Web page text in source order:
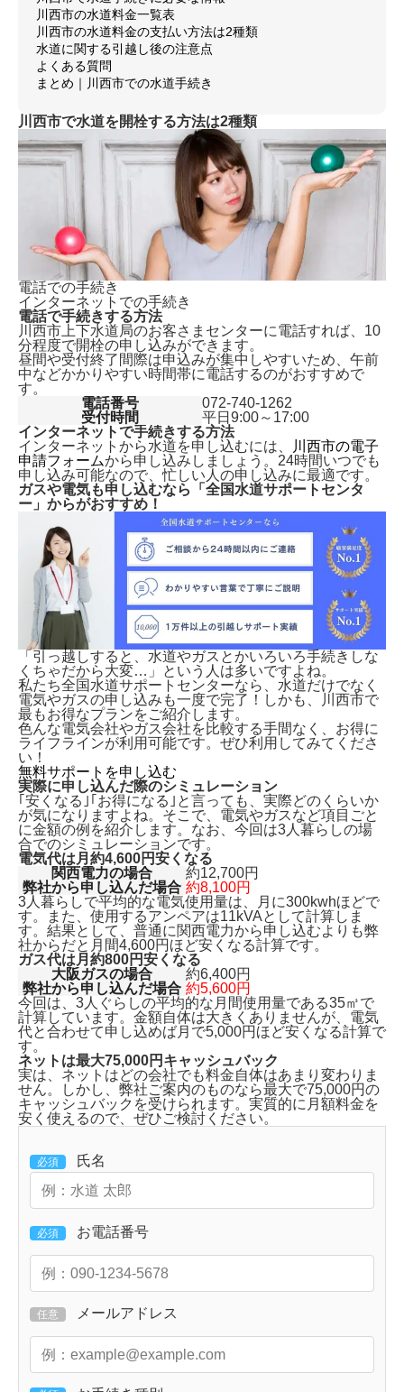
川西市の水道料金一覧表
川西市の水道料金の支払い方法は2種類
水道に関する引越し後の注意点
よくある質問
まとめ｜川西市での水道手続き
川西市で水道を開栓する方法は2種類
電話での手続き
インターネットでの手続き
電話で手続きする方法
川西市上下水道局のお客さまセンターに電話すれば、 10
分程度で開栓の申し込みができます。
昼間や受付終了間際は申込みが集中しやすいため、午前
中などかかりやすい時間帯に電話するのがおすすめで
す。
電話番号
072-740-1262
受付時間
平日9:00～17:00
インターネットで手続きする方法
インターネットから水道を申し込むには、
川西市の電子
申請フォームから申し込みしましょう。24時間いつでも
申し込み可能なので、忙しい人の申し込みに最適です。
ガスや電気も申し込むなら「全国水道サポートセンタ
ー」からがおすすめ！
「引っ越しすると、水道やガスとかいろいろ手続きしな
くちゃだから大変…」という人は多いですよね。
私たち全国水道サポートセンターなら、水道だけでなく
電気やガスの申し込みも一度で完了！しかも、
川西市で
最もお得なプランをご紹介します。
色んな電気会社やガス会社を比較する手間なく、お得に
ライフラインが利用可能です。ぜひ利用してみてくださ
い！
無料サポートを申し込む
実際に申し込んだ際のシミュレーション
｢安くなる｣｢お得になる｣と言っても、実際どのくらいか
が気になりますよね。そこで、電気やガスなど項目ごと
に金額の例を紹介します。なお、今回は3人暮らしの場
合でのシミュレーションです。
電気代は月約4,600円安くなる
関西電力の場合
約12,700円
弊社から申し込んだ場合 約8,100円
3人暮らしで平均的な電気使用量は、月に300kwhほどで
す。また、使用するアンペアは11kVAとして計算しま
す。結果として、普通に関西電力から申し込むよりも弊
社からだと月間4,600円ほど安くなる計算です。
ガス代は月約800円安くなる
大阪ガスの場合
約6,400円
弊社から申し込んだ場合 約5,600円
今回は、3人ぐらしの平均的な月間使用量である35㎥で
計算しています。金額自体は大きくありませんが、 電気
代と合わせて申し込めば月で5,000円ほど安くなる計算で
す。
ネットは最大75,000円キャッシュバック
実は、ネットはどの会社でも料金自体はあまり変わりま
せん。しかし、弊社ご案内のものなら最大で75,000円の
キャッシュバックを受けられます。 実質的に月額料金を
安く使えるので、ぜひご検討ください。
必須 氏名
必須 お電話番号
任意 メールアドレス